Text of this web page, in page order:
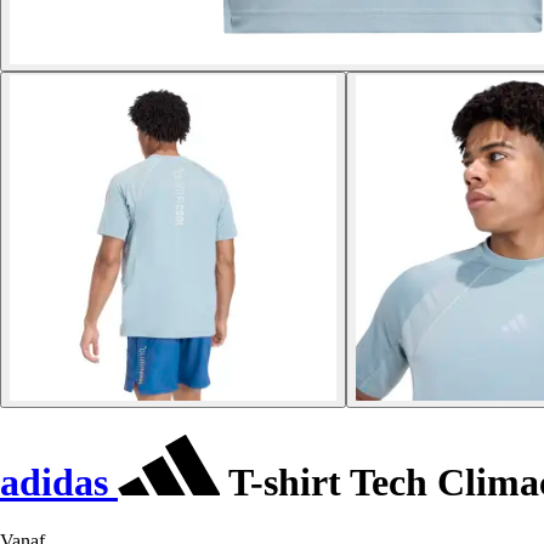
adidas T-shirt Tech